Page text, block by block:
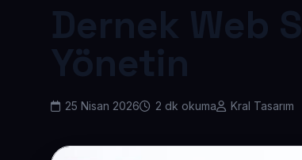
Dernek Web
Yönetin
25 Nisan 2026 2 dk okuma Kral Tasarım